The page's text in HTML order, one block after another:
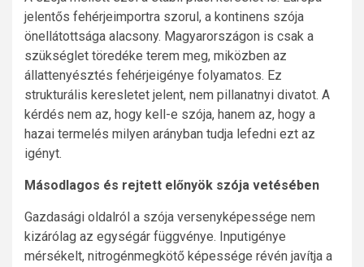
jelentős fehérjeimportra szorul, a kontinens szója
önellátottsága alacsony. Magyarországon is csak a
szükséglet töredéke terem meg, miközben az
állattenyésztés fehérjeigénye folyamatos. Ez
strukturális keresletet jelent, nem pillanatnyi divatot. A
kérdés nem az, hogy kell-e szója, hanem az, hogy a
hazai termelés milyen arányban tudja lefedni ezt az
igényt.
Másodlagos és rejtett előnyök szója vetésében
Gazdasági oldalról a szója versenyképessége nem
kizárólag az egységár függvénye. Inputigénye
mérsékelt, nitrogénmegkötő képessége révén javítja a